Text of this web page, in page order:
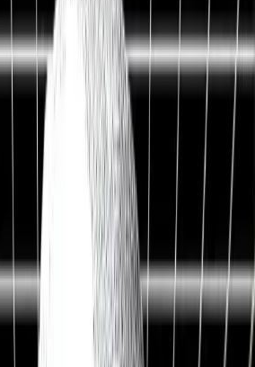
sehen
& Screener zu 20.000+ Aktien —
Goldman Sachs & Anthropic.